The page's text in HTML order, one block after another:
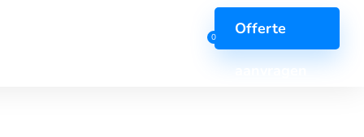
0 Offerte